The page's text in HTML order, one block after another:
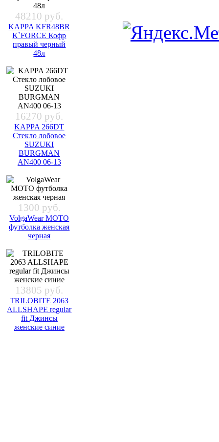
48210 руб.
KAPPA KFR48BR
K`FORCE Кофр
правый черный
48л
16270 руб.
KAPPA 266DT
Стекло лобовое
SUZUKI
BURGMAN
AN400 06-13
1300 руб.
VolgaWear МОТО
футболка женская
черная
13805 руб.
TRILOBITE 2063
ALLSHAPE regular
fit Джинсы
женские синие